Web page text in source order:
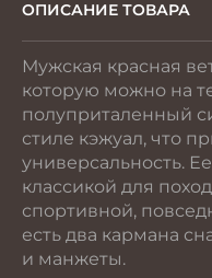
ОПИСАНИЕ ТОВАРА
Мужская красная
которую можно на
полуприталенный
стиле кэжуал, что
универсальность.
классикой для
спортивной,
есть два кармана
и манжеты.